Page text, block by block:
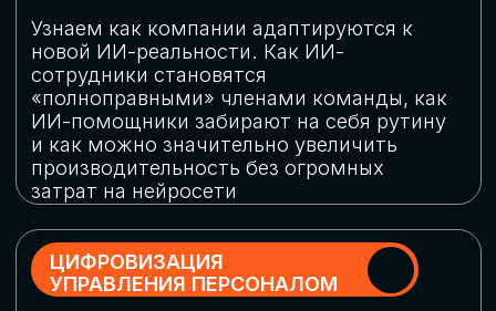
огромную статью затрат
ОБЛАЧНЫЕ ТЕХНОЛОГИИ
Подискутируем, какие облачные решения
существуют на рынке и почему
использование мультиоблачных моделей
не только снижает затраты, но и
«пересборки» бизнес-моделей